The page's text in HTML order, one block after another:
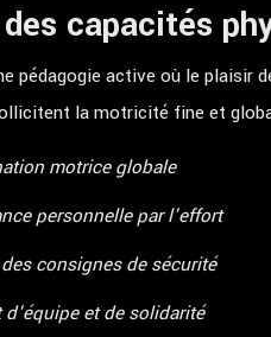
capacités
pédagogie active où le plaisir
la motricité fine et
motrice globale
personnelle par l'effort
consignes de sécurité
et de solidarité